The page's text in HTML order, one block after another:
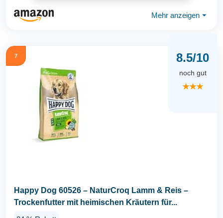
Mehr anzeigen ⏷
7 8.5/10
noch gut
★★★
Happy Dog 60526 – NaturCroq Lamm & Reis –
Trockenfutter mit heimischen Kräutern für...